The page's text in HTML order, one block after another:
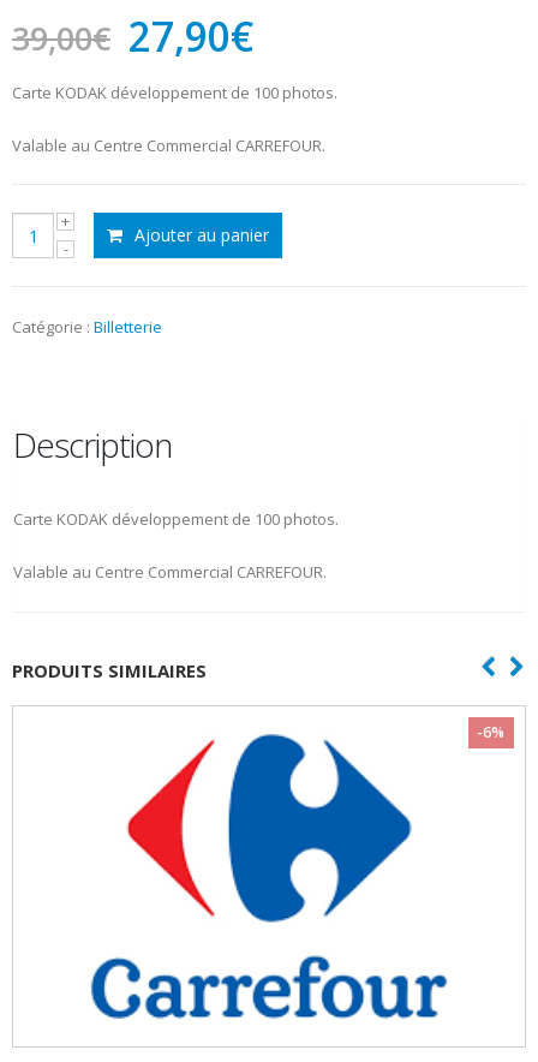
39,00€ Le
prix
initial
était :
27,90€Le
prix
actuel
est :
Carte KODAK développement de 100 photos.
Valable au Centre Commercial CARREFOUR.
quantité
KODAK
Ajouter au panier
Catégorie : Billetterie
Description
Carte KODAK développement de 100 photos.
Valable au Centre Commercial CARREFOUR.
PRODUITS SIMILAIRES
-6%